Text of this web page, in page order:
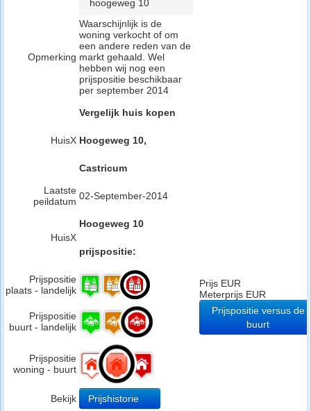
hoogeweg 10
Opmerking
Waarschijnlijk is de
woning verkocht of om
een andere reden van de
markt gehaald. Wel
hebben wij nog een
prijspositie beschikbaar
per september 2014
HuisX
Vergelijk huis kopen
Hoogeweg 10,
Castricum
Laatste
peildatum 02-September-2014
HuisX
Hoogeweg 10
prijspositie:
Prijspositie
plaats - landelijk
Prijspositie
buurt - landelijk
Prijspositie
woning - buurt
Bekijk Prijshistorie
Prijs EUR
Meterprijs EUR
Prijspositie versus de
buurt